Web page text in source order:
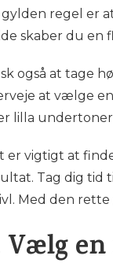
gylden regel er
skaber du en
også at tage
at vælge
lilla
er vigtigt at
Tag dig tid
Med den
Vælg